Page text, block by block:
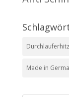
Made in